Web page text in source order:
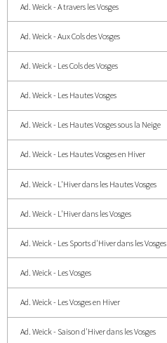
Ad. Weick - A travers les Vosges
Ad. Weick - Aux Cols des Vosges
Ad. Weick - Les Cols des Vosges
Ad. Weick - Les Hautes Vosges
Ad. Weick - Les Hautes Vosges sous la Neige
Ad. Weick - Les Hautes Vosges en Hiver
Ad. Weick - L'Hiver dans les Hautes Vosges
Ad. Weick - L'Hiver dans les Vosges
Ad. Weick - Les Sports d'Hiver dans les Vosges
Ad. Weick - Les Vosges
Ad. Weick - Les Vosges en Hiver
Ad. Weick - Saison d'Hiver dans les Vosges